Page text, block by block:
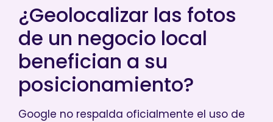
¿Geolocalizar las fotos
de un negocio local
benefician a su
posicionamiento?
Google no respalda oficialmente el uso de